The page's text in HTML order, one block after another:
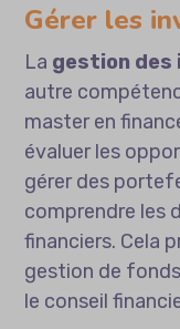
Gérer les
La gestion
autre
master en
évaluer les
gérer des
comprendre les
financiers. Cela
gestion de
le conseil